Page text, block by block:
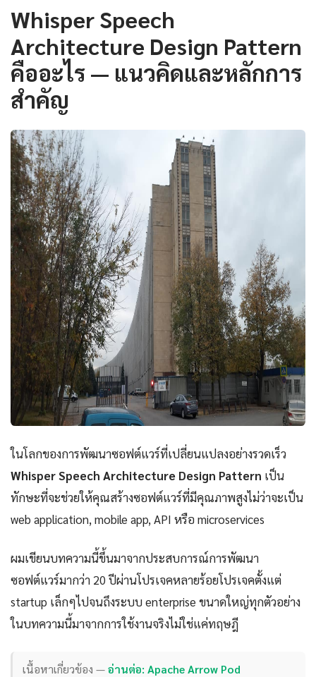
Whisper Speech
Architecture Design Pattern
คืออะไร — แนวคิดและหลักการ
สำคัญ
ในโลกของการพัฒนาซอฟต์แวร์ที่เปลี่ยนแปลงอย่างรวดเร็ว
Whisper Speech Architecture Design Pattern เป็น
ทักษะที่จะช่วยให้คุณสร้างซอฟต์แวร์ที่มีคุณภาพสูงไม่ว่าจะเป็น
web application, mobile app, API หรือ microservices
ผมเขียนบทความนี้ขึ้นมาจากประสบการณ์การพัฒนา
ซอฟต์แวร์มากว่า 20 ปีผ่านโปรเจคหลายร้อยโปรเจคตั้งแต่
startup เล็กๆไปจนถึงระบบ enterprise ขนาดใหญ่ทุกตัวอย่าง
ในบทความนี้มาจากการใช้งานจริงไม่ใช่แค่ทฤษฎี
เนื้อหาเกี่ยวข้อง —อ่านต่อ: Apache Arrow Pod